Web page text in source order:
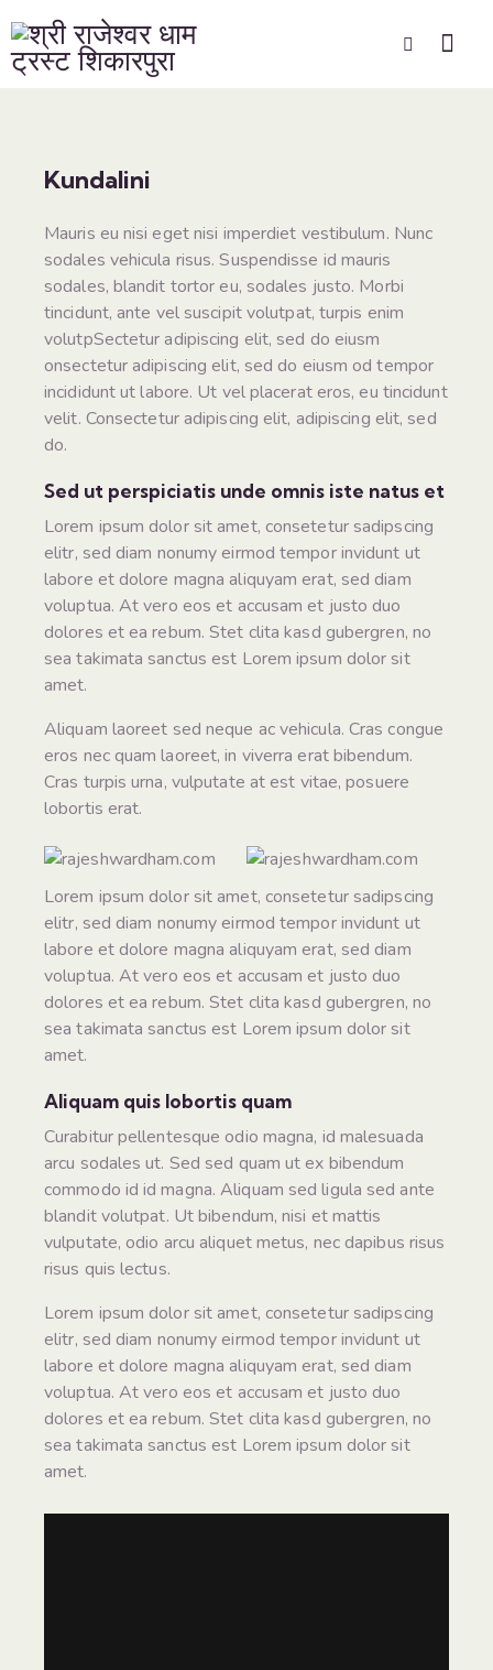
Kundalini
Mauris eu nisi eget nisi imperdiet vestibulum. Nunc
sodales vehicula risus. Suspendisse id mauris
sodales, blandit tortor eu, sodales justo. Morbi
tincidunt, ante vel suscipit volutpat, turpis enim
volutpSectetur adipiscing elit, sed do eiusm
onsectetur adipiscing elit, sed do eiusm od tempor
incididunt ut labore. Ut vel placerat eros, eu tincidunt
velit. Consectetur adipiscing elit, adipiscing elit, sed
do.
Sed ut perspiciatis unde omnis iste natus et
Lorem ipsum dolor sit amet, consetetur sadipscing
elitr, sed diam nonumy eirmod tempor invidunt ut
labore et dolore magna aliquyam erat, sed diam
voluptua. At vero eos et accusam et justo duo
dolores et ea rebum. Stet clita kasd gubergren, no
sea takimata sanctus est Lorem ipsum dolor sit
amet.
Aliquam laoreet sed neque ac vehicula. Cras congue
eros nec quam laoreet, in viverra erat bibendum.
Cras turpis urna, vulputate at est vitae, posuere
lobortis erat.
Lorem ipsum dolor sit amet, consetetur sadipscing
elitr, sed diam nonumy eirmod tempor invidunt ut
labore et dolore magna aliquyam erat, sed diam
voluptua. At vero eos et accusam et justo duo
dolores et ea rebum. Stet clita kasd gubergren, no
sea takimata sanctus est Lorem ipsum dolor sit
amet.
Aliquam quis lobortis quam
Curabitur pellentesque odio magna, id malesuada
arcu sodales ut. Sed sed quam ut ex bibendum
commodo id id magna. Aliquam sed ligula sed ante
blandit volutpat. Ut bibendum, nisi et mattis
vulputate, odio arcu aliquet metus, nec dapibus risus
risus quis lectus.
Lorem ipsum dolor sit amet, consetetur sadipscing
elitr, sed diam nonumy eirmod tempor invidunt ut
labore et dolore magna aliquyam erat, sed diam
voluptua. At vero eos et accusam et justo duo
dolores et ea rebum. Stet clita kasd gubergren, no
sea takimata sanctus est Lorem ipsum dolor sit
amet.